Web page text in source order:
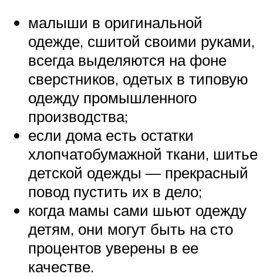
малыши в оригинальной
одежде, сшитой своими руками,
всегда выделяются на фоне
сверстников, одетых в типовую
одежду промышленного
производства;
если дома есть остатки
хлопчатобумажной ткани, шитье
детской одежды — прекрасный
повод пустить их в дело;
когда мамы сами шьют одежду
детям, они могут быть на сто
процентов уверены в ее
качестве.